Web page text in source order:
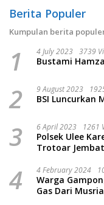
Berita Populer
Kumpulan berita
1 4 July 2023 3739
Bustami
2 9 August 2023
BSI Luncurkan
3 6 April 2023 1261
Polsek Ulee
Trotoar
4 4 February 2024
Warga
Gas Dari